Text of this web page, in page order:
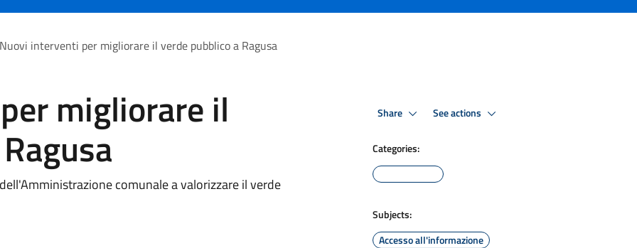
Nuovi interventi per migliorare il verde pubblico a Ragusa
migliorare il
comunale a valorizzare il verde
Share See actions
Categories:
Subjects:
Accesso all'informazione